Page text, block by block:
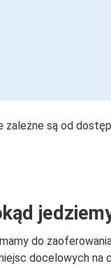
zależne są od
do
docelowych na